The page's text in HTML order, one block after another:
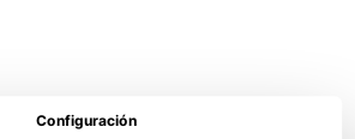
Configuración